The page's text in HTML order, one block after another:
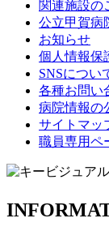
関連施設の
公立甲賀病
お知らせ
個人情報保
SNSについ
各種お問い
病院情報の
サイトマッ
職員専用ペ